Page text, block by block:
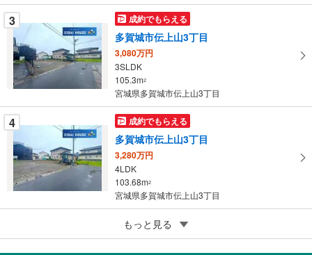
に
保
存
す
る
3 成約でもらえる
多賀城市伝上山3丁目
3,080万円
3SLDK
105.3m2
宮城県多賀城市伝上山3丁目
4 成約でもらえる
多賀城市伝上山3丁目
3,280万円
4LDK
103.68m2
宮城県多賀城市伝上山3丁目
成約でもらえる
多賀城市町前3丁目
もっと見る